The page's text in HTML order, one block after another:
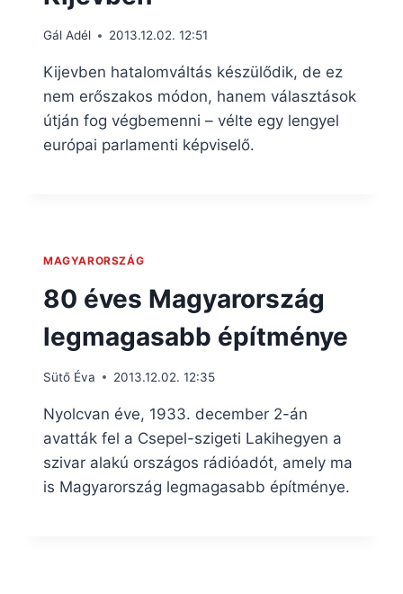
Gál Adél 2013.12.02. 12:51
Kijevben hatalomváltás készülődik, de ez
nem erőszakos módon, hanem választások
útján fog végbemenni – vélte egy lengyel
európai parlamenti képviselő.
MAGYARORSZÁG
80 éves Magyarország
legmagasabb építménye
Sütő Éva 2013.12.02. 12:35
Nyolcvan éve, 1933. december 2-án
avatták fel a Csepel-szigeti Lakihegyen a
szivar alakú országos rádióadót, amely ma
is Magyarország legmagasabb építménye.